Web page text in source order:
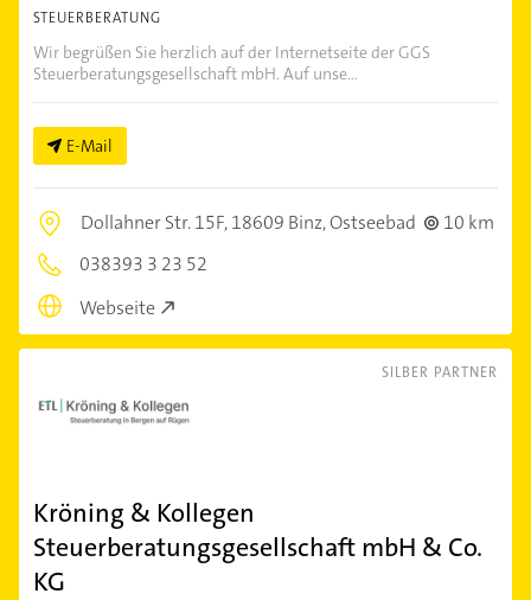
STEUERBERATUNG
Wir begrüßen Sie herzlich auf der Internetseite der GGS
Steuerberatungsgesellschaft mbH. Auf unse...
E-Mail
Dollahner Str. 15F,18609 Binz, Ostseebad
10 km
038393 3 23 52
Webseite
SILBER PARTNER
Kröning & Kollegen
Steuerberatungsgesellschaft mbH & Co.
KG